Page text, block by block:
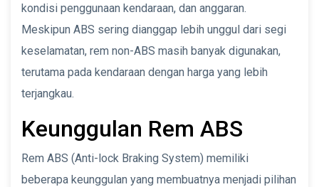
kondisi penggunaan kendaraan, dan anggaran.
Meskipun ABS sering dianggap lebih unggul dari segi
keselamatan, rem non-ABS masih banyak digunakan,
terutama pada kendaraan dengan harga yang lebih
terjangkau.
Keunggulan Rem ABS
Rem ABS (Anti-lock Braking System) memiliki
beberapa keunggulan yang membuatnya menjadi pilihan